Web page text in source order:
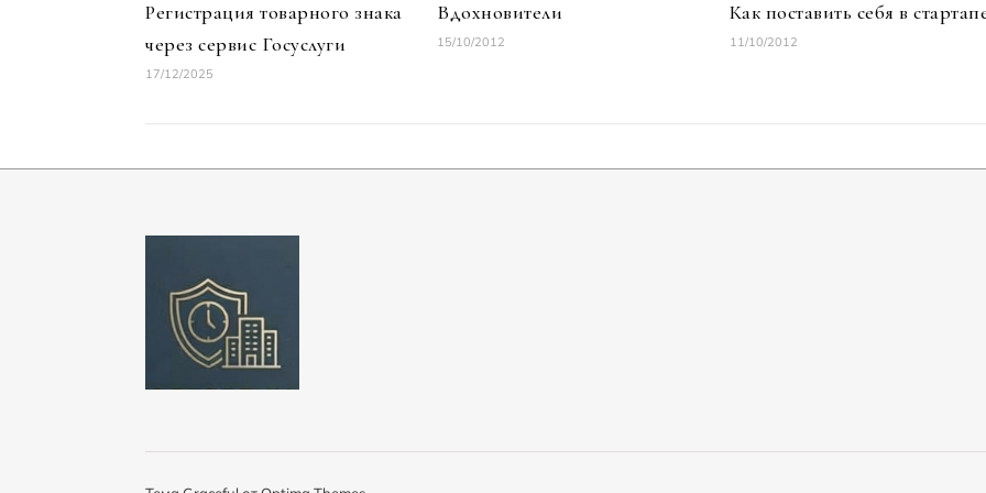
Регистрация товарного знака
через сервис Госуслуги
17/12/2025
Вдохновители
15/10/2012
Как поставить себя в
11/10/2012